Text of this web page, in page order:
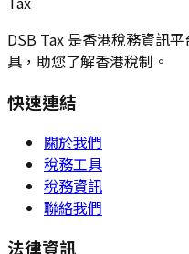
DSB Tax 是香港稅務資訊
具，助您了解香港稅制。
快速連結
關於我們
稅務工具
稅務資訊
聯絡我們
法律資訊